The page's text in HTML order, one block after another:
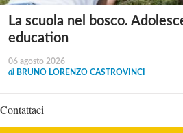
La scuola nel bosco.
education
06 agosto 2026
di BRUNO LORENZO CASTROVINCI
Contattaci